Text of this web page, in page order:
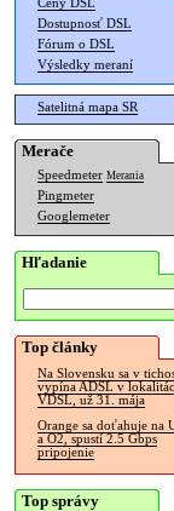
Ceny DSL
Dostupnosť DSL
Fórum o DSL
Výsledky meraní
Satelitná mapa SR
Merače
Speedmeter Merania
Pingmeter
Googlemeter
Hľadanie
Top články
Na Slovensku sa v
vypína ADSL v
VDSL, už 31. mája
Orange sa doťahuje na
a O2, spustí 2.5 Gbps
pripojenie
Top správy